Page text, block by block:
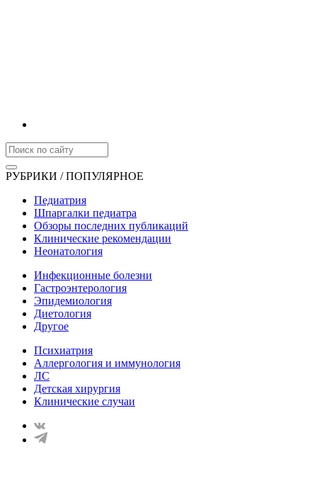
РУБРИКИ / ПОПУЛЯРНОЕ
Педиатрия
Шпаргалки педиатра
Обзоры последних публикаций
Клинические рекомендации
Неонатология
Инфекционные болезни
Гастроэнтерология
Эпидемиология
Диетология
Другое
Психиатрия
Аллергология и иммунология
ЛС
Детская хирургия
Клинические случаи